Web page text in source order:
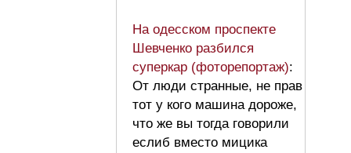
На одесском проспекте
Шевченко разбился
суперкар (фоторепортаж):
От люди странные, не прав
тот у кого машина дороже,
что же вы тогда говорили
еслиб вместо мицика